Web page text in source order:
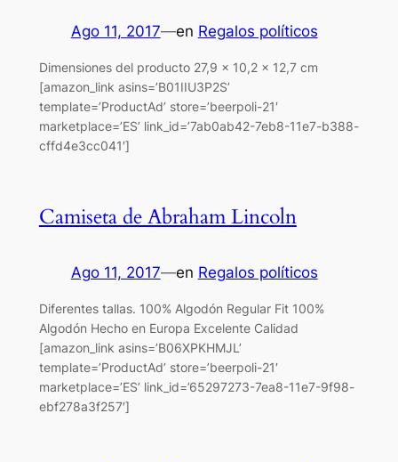
Ago 11, 2017—en Regalos políticos
Dimensiones del producto 27,9 x 10,2 x 12,7 cm
[amazon_link asins=’B01IIU3P2S’
template=’ProductAd’ store=’beerpoli-21′
marketplace=’ES’ link_id=’7ab0ab42-7eb8-11e7-b388-
cffd4e3cc041′]
Camiseta de Abraham Lincoln
Ago 11, 2017—en Regalos políticos
Diferentes tallas. 100% Algodón Regular Fit 100%
Algodón Hecho en Europa Excelente Calidad
[amazon_link asins=’B06XPKHMJL’
template=’ProductAd’ store=’beerpoli-21′
marketplace=’ES’ link_id=’65297273-7ea8-11e7-9f98-
ebf278a3f257′]